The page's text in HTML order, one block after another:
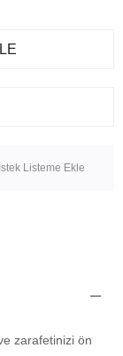
İstek Listeme Ekle
zarafetinizi ön